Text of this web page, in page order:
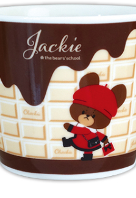
ォメーション
・コンサート
ンテンツ(クイズ・